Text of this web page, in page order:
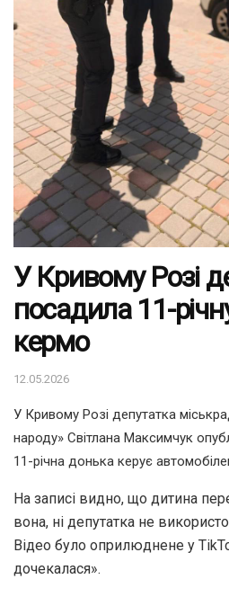
У Кривому Розі
посадила 11-
кермо
12.05.2026
У Кривому Розі депутатка
народу» Світлана Максимчук
11-річна донька керує
На записі видно, що дитина
вона, ні депутатка не
Відео було оприлюднене у
дочекалася».